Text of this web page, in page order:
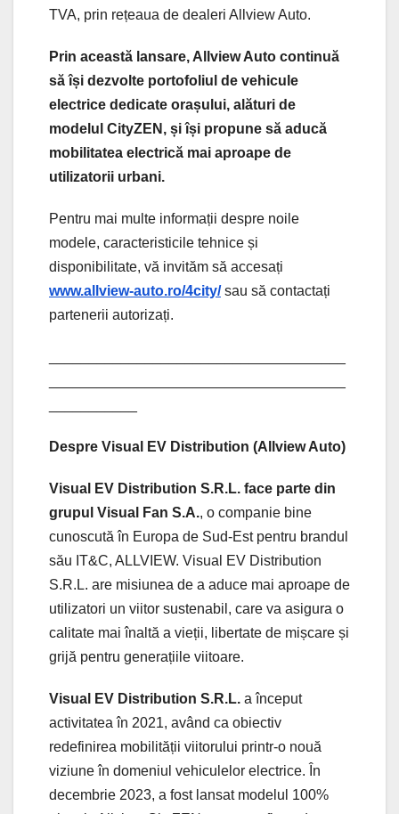
TVA, prin rețeaua de dealeri Allview Auto.
Prin această lansare, Allview Auto continuă
să își dezvolte portofoliul de vehicule
electrice dedicate orașului, alături de
modelul CityZEN, și își propune să aducă
mobilitatea electrică mai aproape de
utilizatorii urbani.
Pentru mai multe informații despre noile
modele, caracteristicile tehnice și
disponibilitate, vă invităm să accesați
www.allview-auto.ro/4city/sau să contactați
partenerii autorizați.
Despre Visual EV Distribution (Allview Auto)
Visual EV Distribution S.R.L. face parte din
grupul Visual Fan S.A., o companie bine
cunoscută în Europa de Sud-Est pentru brandul
său IT&C, ALLVIEW. Visual EV Distribution
S.R.L. are misiunea de a aduce mai aproape de
utilizatori un viitor sustenabil, care va asigura o
calitate mai înaltă a vieții, libertate de mișcare și
grijă pentru generațiile viitoare.
Visual EV Distribution S.R.L. a început
activitatea în 2021, având ca obiectiv
redefinirea mobilității viitorului printr-o nouă
viziune în domeniul vehiculelor electrice. În
decembrie 2023, a fost lansat modelul 100%